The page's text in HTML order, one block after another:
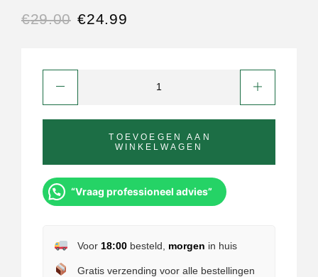
€29.00 €24.99
TOEVOEGEN AAN
WINKELWAGEN
“Vraag professioneel advies”
Voor 18:00besteld, morgen in huis
Gratis verzending voor alle bestellingen